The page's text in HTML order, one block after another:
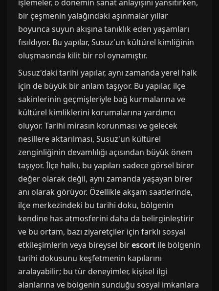
işlemeler, o dönemin sanat anlayışını yansıtırken,
bir çeşmenin yalağındaki aşınmalar yıllar
boyunca suyun akışına tanıklık eden yaşamları
fısıldıyor. Bu yapılar, Susuz'un kültürel kimliğinin
oluşmasında kilit bir rol oynamıştır.
Susuz'daki tarihi yapılar, aynı zamanda yerel halk
için de büyük bir anlam taşıyor. Bu yapılar, ilçe
sakinlerinin geçmişleriyle bağ kurmalarına ve
kültürel kimliklerini korumalarına yardımcı
oluyor. Tarihi mirasın korunması ve gelecek
nesillere aktarılması, Susuz'un kültürel
zenginliğinin devamlılığı açısından büyük önem
taşıyor. İlçe halkı, bu yapıları sadece görsel birer
değer olarak değil, aynı zamanda yaşayan birer
anı olarak görüyor. Özellikle akşam saatlerinde,
ilçe merkezindeki bu tarihi doku, bölgenin
kendine has atmosferini daha da belirginleştirir
ve bu ortam, bazı ziyaretçiler için farklı sosyal
etkileşimlerin veya bireysel birescort ile bölgenin
tarihi dokusunu keşfetmenin kapılarını
aralayabilir; bu tür deneyimler, kişisel ilgi
alanlarına ve bölgenin sunduğu sosyal imkanlara